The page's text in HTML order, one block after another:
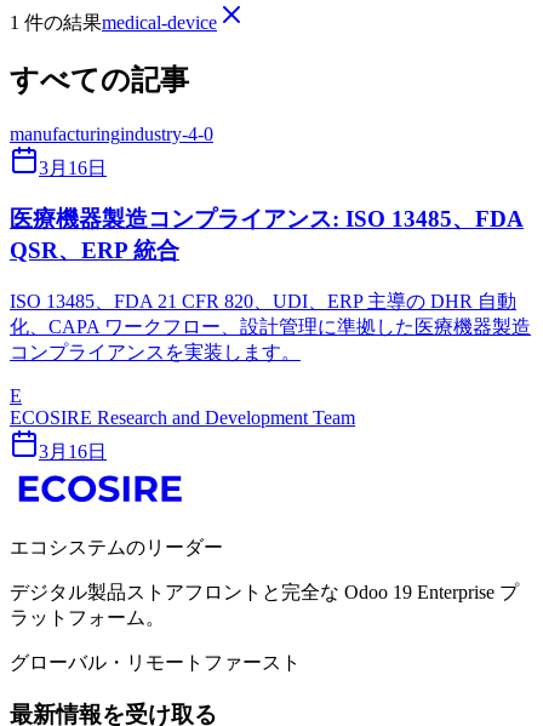
1 件の結果medical-device
すべての記事
manufacturingindustry-4-0
3月16日
医療機器製造コンプライアンス: ISO 13485、FDA
QSR、ERP 統合
ISO 13485、FDA 21 CFR 820、UDI、ERP 主導の DHR 自動
化、CAPA ワークフロー、設計管理に準拠した医療機器製造
コンプライアンスを実装します。
E
ECOSIRE Research and Development Team
3月16日
エコシステムのリーダー
デジタル製品ストアフロントと完全な Odoo 19 Enterprise プ
ラットフォーム。
グローバル・リモートファースト
最新情報を受け取る